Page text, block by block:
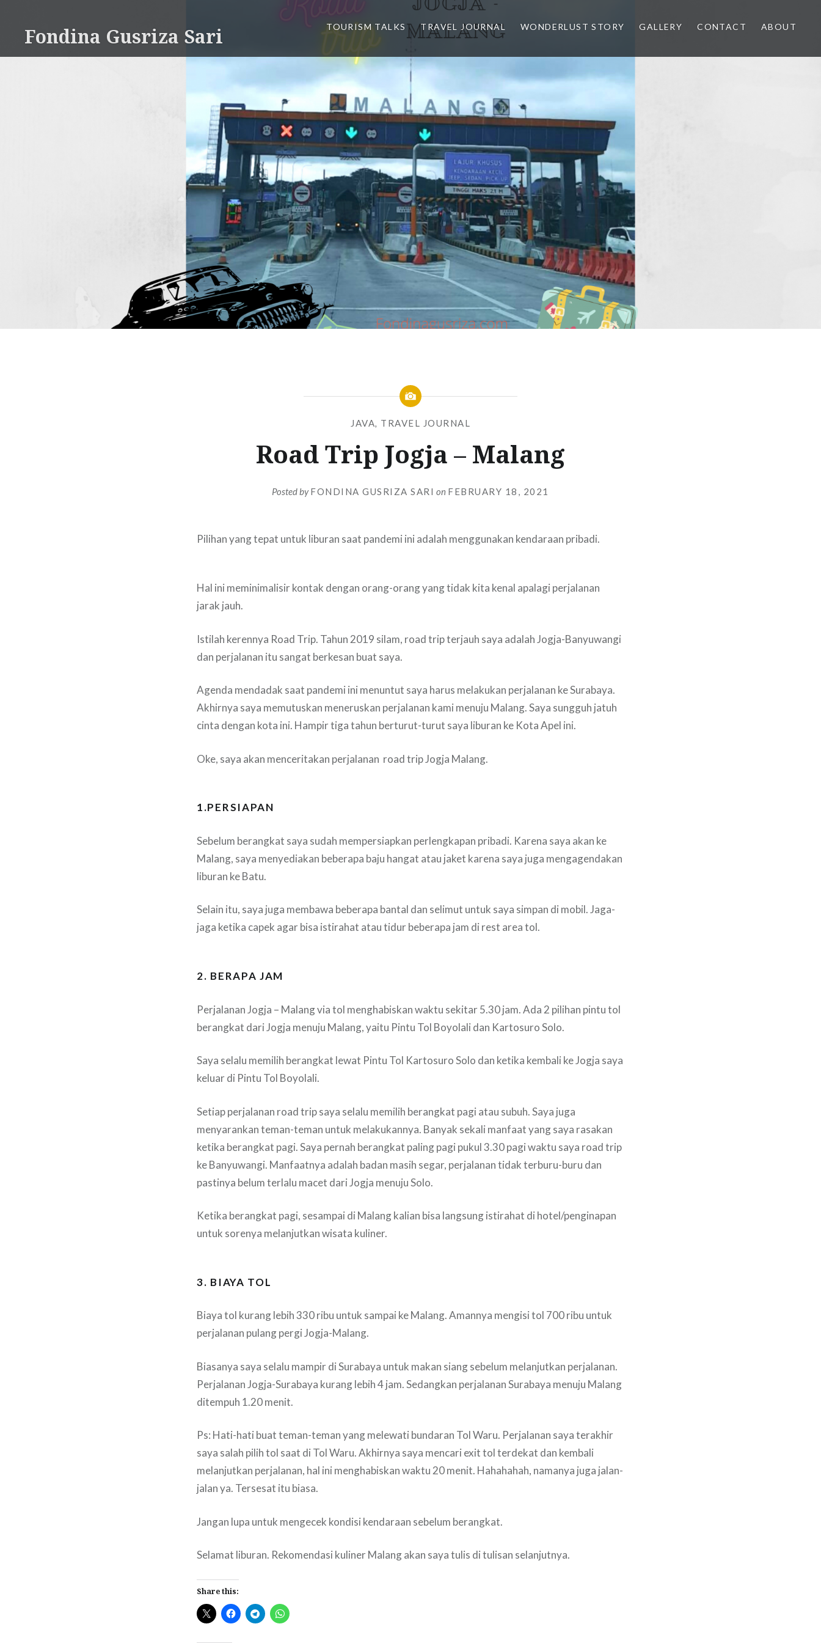
contentFondina Gusriza Sari TOURISM TALKS TRAVEL JOURNAL WONDERLUST STORY GALLERY CONTACT ABOUT
JAVA TRAVEL JOURNAL
Road Trip Jogja – Malang
Posted byFONDINA GUSRIZA SARI on FEBRUARY 18, 2021
Pilihan yang tepat untuk liburan saat pandemi ini adalah menggunakan kendaraan pribadi.
Hal ini meminimalisir kontak dengan orang-orang yang tidak kita kenal apalagi perjalanan
jarak jauh.
Istilah kerennya Road Trip. Tahun 2019 silam, road trip terjauh saya adalah Jogja-Banyuwangi
dan perjalanan itu sangat berkesan buat saya.
Agenda mendadak saat pandemi ini menuntut saya harus melakukan perjalanan ke Surabaya.
Akhirnya saya memutuskan meneruskan perjalanan kami menuju Malang. Saya sungguh jatuh
cinta dengan kota ini. Hampir tiga tahun berturut-turut saya liburan ke Kota Apel ini.
Oke, saya akan menceritakan perjalanan road trip Jogja Malang.
1.PERSIAPAN
Sebelum berangkat saya sudah mempersiapkan perlengkapan pribadi. Karena saya akan ke
Malang, saya menyediakan beberapa baju hangat atau jaket karena saya juga mengagendakan
liburan ke Batu.
Selain itu, saya juga membawa beberapa bantal dan selimut untuk saya simpan di mobil. Jaga-
jaga ketika capek agar bisa istirahat atau tidur beberapa jam di rest area tol.
2. BERAPA JAM
Perjalanan Jogja – Malang via tol menghabiskan waktu sekitar 5.30 jam. Ada 2 pilihan pintu tol
berangkat dari Jogja menuju Malang, yaitu Pintu Tol Boyolali dan Kartosuro Solo.
Saya selalu memilih berangkat lewat Pintu Tol Kartosuro Solo dan ketika kembali ke Jogja saya
keluar di Pintu Tol Boyolali.
Setiap perjalanan road trip saya selalu memilih berangkat pagi atau subuh. Saya juga
menyarankan teman-teman untuk melakukannya. Banyak sekali manfaat yang saya rasakan
ketika berangkat pagi. Saya pernah berangkat paling pagi pukul 3.30 pagi waktu saya road trip
ke Banyuwangi. Manfaatnya adalah badan masih segar, perjalanan tidak terburu-buru dan
pastinya belum terlalu macet dari Jogja menuju Solo.
Ketika berangkat pagi, sesampai di Malang kalian bisa langsung istirahat di hotel/penginapan
untuk sorenya melanjutkan wisata kuliner.
3. BIAYA TOL
Biaya tol kurang lebih 330 ribu untuk sampai ke Malang. Amannya mengisi tol 700 ribu untuk
perjalanan pulang pergi Jogja-Malang.
Biasanya saya selalu mampir di Surabaya untuk makan siang sebelum melanjutkan perjalanan.
Perjalanan Jogja-Surabaya kurang lebih 4 jam. Sedangkan perjalanan Surabaya menuju Malang
ditempuh 1.20 menit.
Ps: Hati-hati buat teman-teman yang melewati bundaran Tol Waru. Perjalanan saya terakhir
saya salah pilih tol saat di Tol Waru. Akhirnya saya mencari exit tol terdekat dan kembali
melanjutkan perjalanan, hal ini menghabiskan waktu 20 menit. Hahahahah, namanya juga jalan-
jalan ya. Tersesat itu biasa.
Jangan lupa untuk mengecek kondisi kendaraan sebelum berangkat.
Selamat liburan. Rekomendasi kuliner Malang akan saya tulis di tulisan selanjutnya.
Share this: